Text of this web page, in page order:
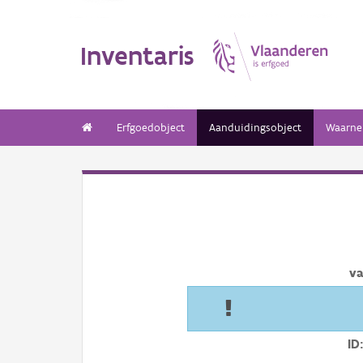
Inventaris
Erfgoedobject Aanduidingsobject
ID